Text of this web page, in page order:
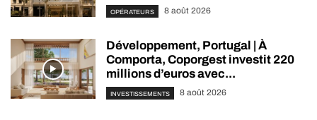
OPÉRATEURS 8 août 2026
Développement, Portugal | À
Comporta, Coporgest investit 220
millions d’euros avec...
INVESTISSEMENTS 8 août 2026